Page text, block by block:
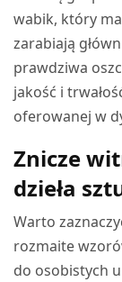
wabik, który
zarabiają
prawdziwa
jakość i
oferowanej w
Znicze
dzieła
Warto
rozmaite
do osobistych